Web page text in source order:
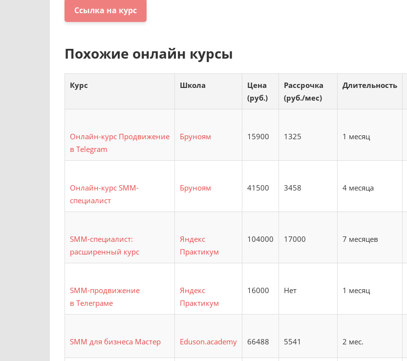
Ссылка на курс
Похожие онлайн курсы
Курс Школа
Цена
(руб.)
Рассрочка
(руб./мес)
Длительность
Онлайн-курс Продвижение
в Telegram
Бруноям 15900 1325 1 месяц
Онлайн-курс SMM-
специалист
Бруноям 41500 3458 4 месяца
SMM-специалист:
расширенный курс
Яндекс
Практикум
104000 17000 7 месяцев
SMM-продвижение
в Телеграме
Яндекс
Практикум
16000 Нет 1 месяц
SMM для бизнеса Мастер Eduson.academy 66488 5541 2 мес.